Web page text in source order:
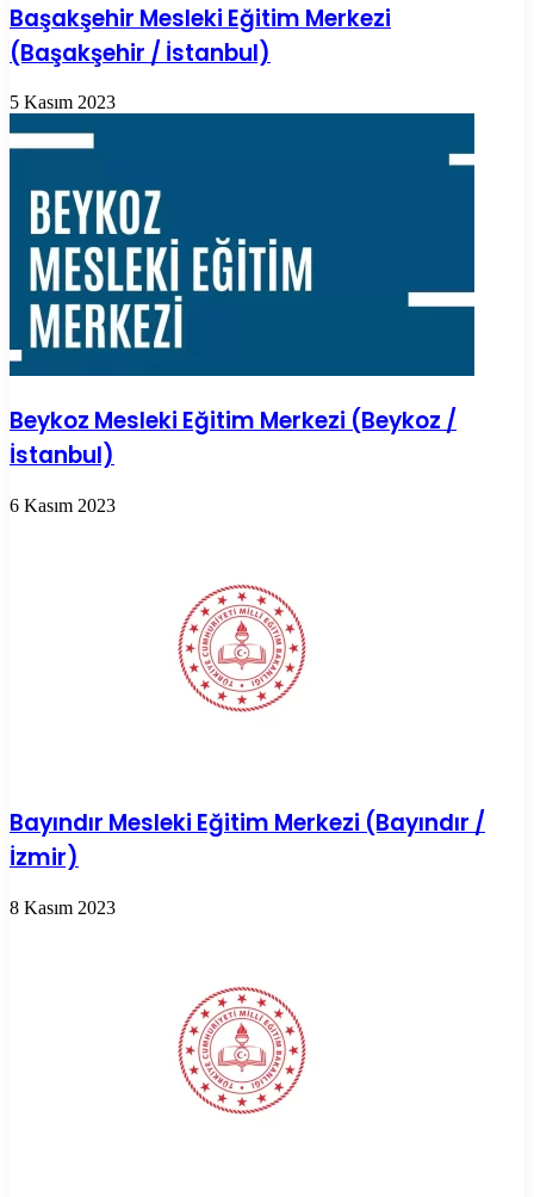
Başakşehir Mesleki Eğitim Merkezi
(Başakşehir / İstanbul)
5 Kasım 2023
Beykoz Mesleki Eğitim Merkezi (Beykoz /
İstanbul)
6 Kasım 2023
Bayındır Mesleki Eğitim Merkezi (Bayındır /
İzmir)
8 Kasım 2023